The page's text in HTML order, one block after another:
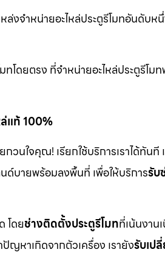
ล่งจำหน่ายอะไหล่ประตูรีโมทอันดับห
ทโดยตรง ที่จำหน่ายอะไหล่ประตูรีโ
แท้ 100%
ใจคุณ! เรียกใช้บริการเราได้ทันที เ
ด์บายพร้อมลงพื้นที่ เพื่อให้บริการรับ
โดยช่างติดตั้งประตูรีโมทที่เน้นงาน
ญหาเกิดจากตัวเครื่อง เรายังรับเป